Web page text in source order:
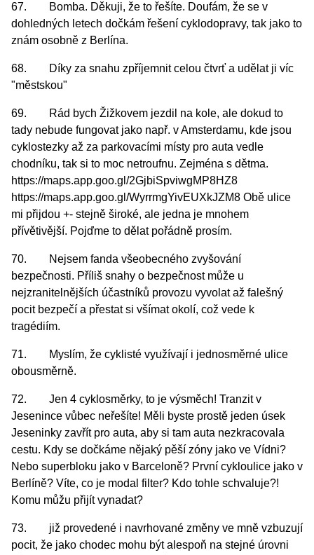
67. Bomba. Děkuji, že to řešíte. Doufám, že se v
dohledných letech dočkám řešení cyklodopravy, tak jako to
znám osobně z Berlína.
68. Díky za snahu zpříjemnit celou čtvrť a udělat ji víc
"městskou"
69. Rád bych Žižkovem jezdil na kole, ale dokud to
tady nebude fungovat jako např. v Amsterdamu, kde jsou
cyklostezky až za parkovacími místy pro auta vedle
chodníku, tak si to moc netroufnu. Zejména s dětma.
https://maps.app.goo.gl/2GjbiSpviwgMP8HZ8
https://maps.app.goo.gl/WyrrmgYivEUXkJZM8 Obě ulice
mi přijdou +- stejně široké, ale jedna je mnohem
přívětivější. Pojďme to dělat pořádně prosím.
70. Nejsem fanda všeobecného zvyšování
bezpečnosti. Příliš snahy o bezpečnost může u
nejzranitelnějších účastníků provozu vyvolat až falešný
pocit bezpečí a přestat si všímat okolí, což vede k
tragédiím.
71. Myslím, že cyklisté využívají i jednosměrné ulice
obousměrně.
72. Jen 4 cyklosměrky, to je výsměch! Tranzit v
Jesenince vůbec neřešíte! Měli byste prostě jeden úsek
Jeseninky zavřít pro auta, aby si tam auta nezkracovala
cestu. Kdy se dočkáme nějaký pěší zóny jako ve Vídni?
Nebo superbloku jako v Barceloně? První cykloulice jako v
Berlíně? Víte, co je modal filter? Kdo tohle schvaluje?!
Komu můžu přijít vynadat?
73. již provedené i navrhované změny ve mně vzbuzují
pocit, že jako chodec mohu být alespoň na stejné úrovni